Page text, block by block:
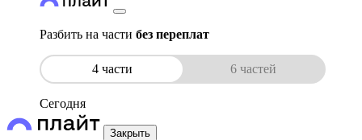
Разбить на части без переплат
4 части 6 частей
Сегодня
Закрыть